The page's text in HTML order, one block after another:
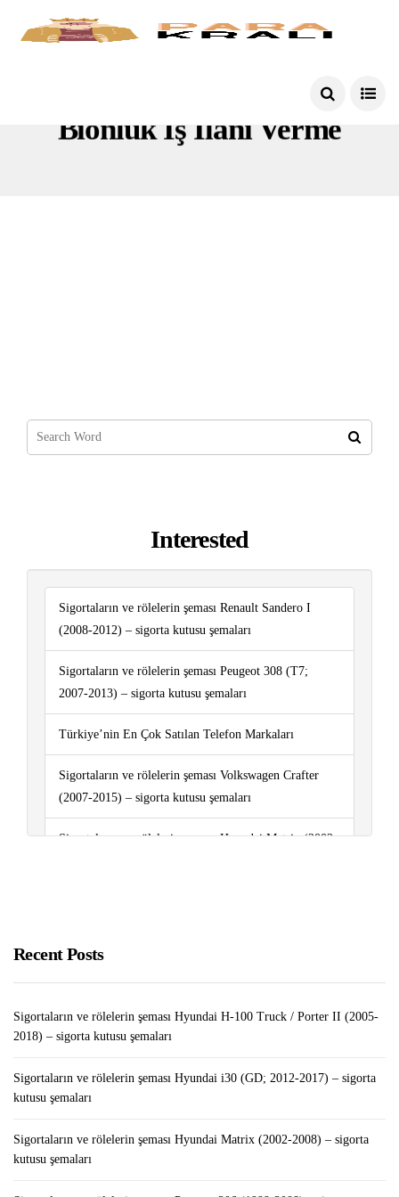
Bionluk Iş Ilanı Verme
Interested
Sigortaların ve rölelerin şeması Renault Sandero I
(2008-2012) – sigorta kutusu şemaları
Sigortaların ve rölelerin şeması Peugeot 308 (T7;
2007-2013) – sigorta kutusu şemaları
Türkiye’nin En Çok Satılan Telefon Markaları
Sigortaların ve rölelerin şeması Volkswagen Crafter
(2007-2015) – sigorta kutusu şemaları
Sigortaların ve rölelerin şeması Hyundai Matrix (2002-
Recent Posts
Sigortaların ve rölelerin şeması Hyundai H-100 Truck / Porter II (2005-
2018) – sigorta kutusu şemaları
Sigortaların ve rölelerin şeması Hyundai i30 (GD; 2012-2017) – sigorta
kutusu şemaları
Sigortaların ve rölelerin şeması Hyundai Matrix (2002-2008) – sigorta
kutusu şemaları